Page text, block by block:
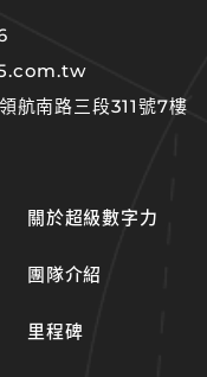
航南路三段311號7樓
關於超級數字力
團隊介紹
里程碑